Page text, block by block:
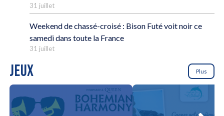
31 juillet
Weekend de chassé-croisé : Bison Futé voit noir ce
samedi dans toute la France
31 juillet
JEUX Plus